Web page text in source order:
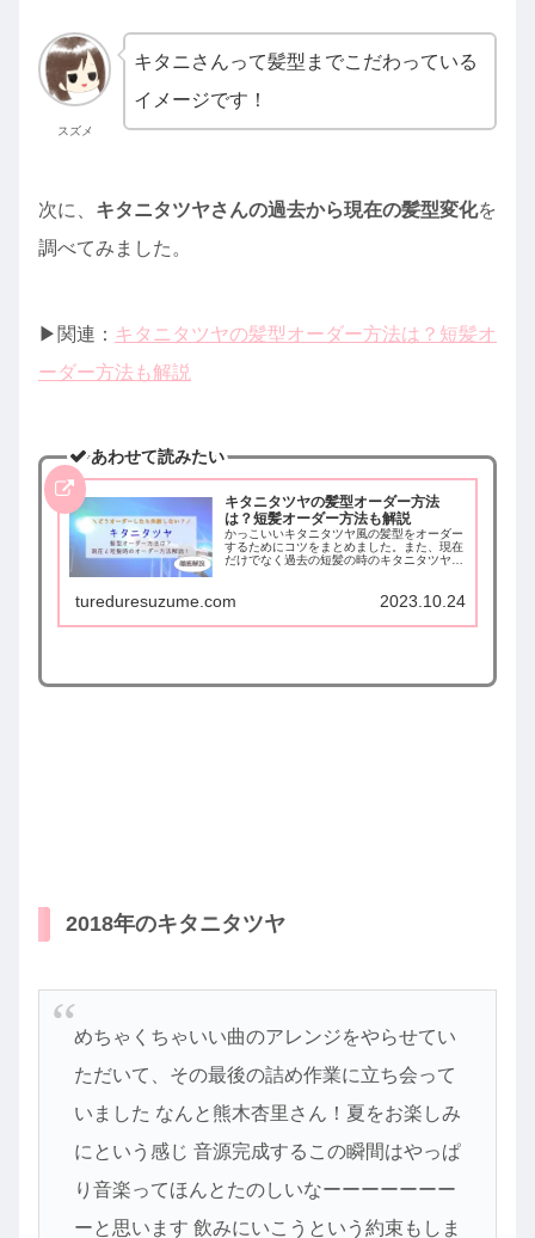
スズメ
キタニさんって髪型までこだわっている
イメージです！
次に、 キタニタツヤさんの過去から現在の髪型変化を
調べてみました。
▶︎関連： キタニタツヤの髪型オーダー方法は？短髪オ
ーダー方法も解説
あわせて読みたい
キタニタツヤの髪型オーダー方法
は？短髪オーダー方法も解説
かっこいいキタニタツヤ風の髪型をオーダー
するためにコツをまとめました。また、現在
だけでなく過去の短髪の時のキタニタツヤさ
tureduresuzume.com 2023.10.24
2018年のキタニタツヤ
めちゃくちゃいい曲のアレンジをやらせてい
ただいて、その最後の詰め作業に立ち会って
いました なんと熊木杏里さん！夏をお楽しみ
にという感じ 音源完成するこの瞬間はやっぱ
り音楽ってほんとたのしいなーーーーーーー
ーと思います 飲みにいこうという約束もしま